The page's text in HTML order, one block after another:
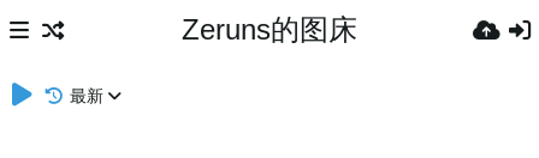
Zeruns的图床
最新